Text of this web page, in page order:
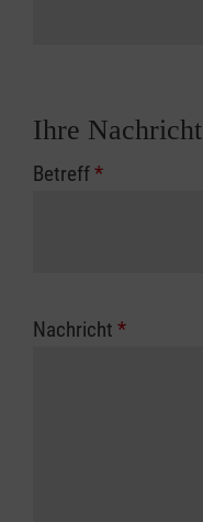
Ihre Nachricht
Betreff*
Nachricht *